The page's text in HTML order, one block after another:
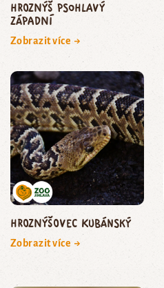
hroznýš psohlavý
západní
Zobrazit více →
hroznýšovec kubánský
Zobrazit více →